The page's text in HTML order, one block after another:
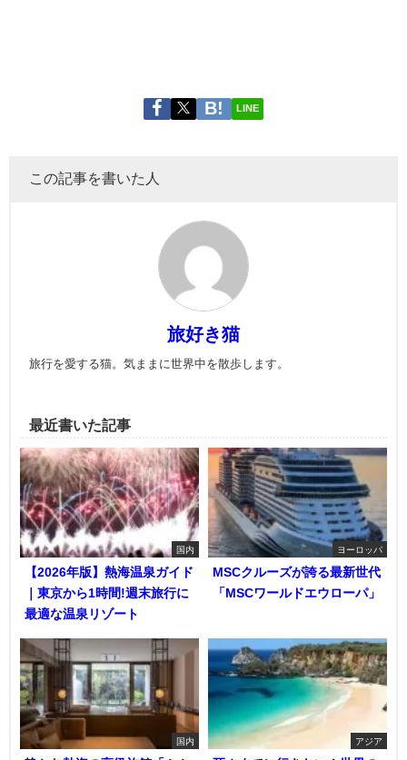
LINE
この記事を書いた人
旅好き猫
旅行を愛する猫。気ままに世界中を散歩します。
最近書いた記事
国内
【2026年版】熱海温泉ガイド
｜東京から1時間!週末旅行に
最適な温泉リゾート
ヨーロッパ
MSCクルーズが誇る最新世代
「MSCワールドエウローパ」
国内 アジア